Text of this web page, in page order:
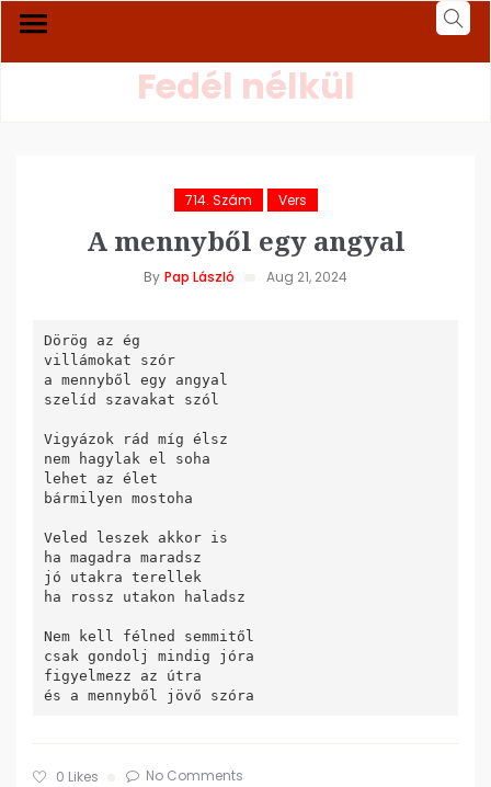
Fedél nélkül
714. Szám Vers
A mennyből egy angyal
By Pap László Aug 21, 2024
Dörög az ég
villámokat szór
a mennyből egy angyal
szelíd szavakat szól
Vigyázok rád míg élsz
nem hagylak el soha
lehet az élet
bármilyen mostoha
Veled leszek akkor is
ha magadra maradsz
jó utakra terellek
ha rossz utakon haladsz
Nem kell félned semmitől
csak gondolj mindig jóra
figyelmezz az útra
0 Likes No Comments